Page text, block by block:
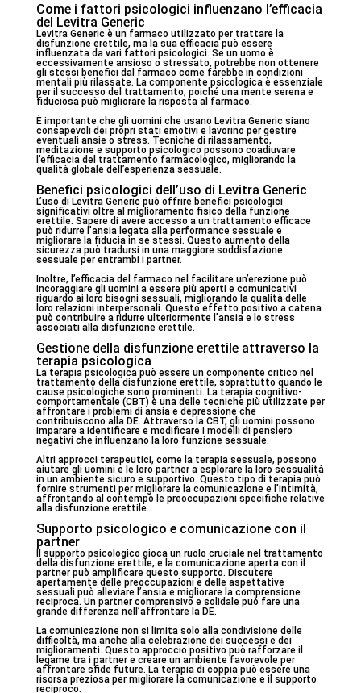
Come i fattori psicologici influenzano l’efficacia
del Levitra Generic
Levitra Generic è un farmaco utilizzato per trattare la
disfunzione erettile, ma la sua efficacia può essere
influenzata da vari fattori psicologici. Se un uomo è
eccessivamente ansioso o stressato, potrebbe non ottenere
gli stessi benefici dal farmaco come farebbe in condizioni
mentali più rilassate. La componente psicologica è essenziale
per il successo del trattamento, poiché una mente serena e
fiduciosa può migliorare la risposta al farmaco.
È importante che gli uomini che usano Levitra Generic siano
consapevoli dei propri stati emotivi e lavorino per gestire
eventuali ansie o stress. Tecniche di rilassamento,
meditazione e supporto psicologico possono coadiuvare
l’efficacia del trattamento farmacologico, migliorando la
qualità globale dell’esperienza sessuale.
Benefici psicologici dell’uso di Levitra Generic
L’uso di Levitra Generic può offrire benefici psicologici
significativi oltre al miglioramento fisico della funzione
erettile. Sapere di avere accesso a un trattamento efficace
può ridurre l’ansia legata alla performance sessuale e
migliorare la fiducia in se stessi. Questo aumento della
sicurezza può tradursi in una maggiore soddisfazione
sessuale per entrambi i partner.
Inoltre, l’efficacia del farmaco nel facilitare un’erezione può
incoraggiare gli uomini a essere più aperti e comunicativi
riguardo ai loro bisogni sessuali, migliorando la qualità delle
loro relazioni interpersonali. Questo effetto positivo a catena
può contribuire a ridurre ulteriormente l’ansia e lo stress
associati alla disfunzione erettile.
Gestione della disfunzione erettile attraverso la
terapia psicologica
La terapia psicologica può essere un componente critico nel
trattamento della disfunzione erettile, soprattutto quando le
cause psicologiche sono prominenti. La terapia cognitivo-
comportamentale (CBT) è una delle tecniche più utilizzate per
affrontare i problemi di ansia e depressione che
contribuiscono alla DE. Attraverso la CBT, gli uomini possono
imparare a identificare e modificare i modelli di pensiero
negativi che influenzano la loro funzione sessuale.
Altri approcci terapeutici, come la terapia sessuale, possono
aiutare gli uomini e le loro partner a esplorare la loro sessualità
in un ambiente sicuro e supportivo. Questo tipo di terapia può
fornire strumenti per migliorare la comunicazione e l’intimità,
affrontando al contempo le preoccupazioni specifiche relative
alla disfunzione erettile.
Supporto psicologico e comunicazione con il
partner
Il supporto psicologico gioca un ruolo cruciale nel trattamento
della disfunzione erettile, e la comunicazione aperta con il
partner può amplificare questo supporto. Discutere
apertamente delle preoccupazioni e delle aspettative
sessuali può alleviare l’ansia e migliorare la comprensione
reciproca. Un partner comprensivo e solidale può fare una
grande differenza nell’affrontare la DE.
La comunicazione non si limita solo alla condivisione delle
difficoltà, ma anche alla celebrazione dei successi e dei
miglioramenti. Questo approccio positivo può rafforzare il
legame tra i partner e creare un ambiente favorevole per
affrontare sfide future. La terapia di coppia può essere una
risorsa preziosa per migliorare la comunicazione e il supporto
reciproco.